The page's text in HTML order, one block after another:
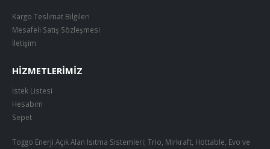
Kargo Teslimat Bilgileri
Mesafeli Satış Sözleşmesi
İletişim
HIZMETLERIMIZ
İstek Listesi
Hesabım
Sepet
Toggo Enerji Açık Alan Isıtma Sistemleri; Trio, Mirkraft, Hottable, Evo ve